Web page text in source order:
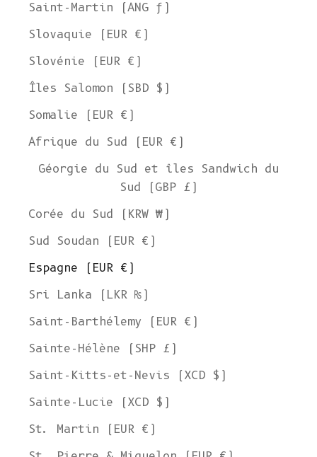
Saint-Martin (ANG ƒ)
Slovaquie (EUR €)
Slovénie (EUR €)
Îles Salomon (SBD $)
Somalie (EUR €)
Afrique du Sud (EUR €)
Géorgie du Sud et îles Sandwich du
Sud (GBP £)
Corée du Sud (KRW ₩)
Sud Soudan (EUR €)
Espagne (EUR €)
Sri Lanka (LKR ₨)
Saint-Barthélemy (EUR €)
Sainte-Hélène (SHP £)
Saint-Kitts-et-Nevis (XCD $)
Sainte-Lucie (XCD $)
St. Martin (EUR €)